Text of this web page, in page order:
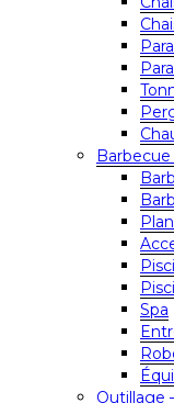
Barbecue
Spa
Outillage